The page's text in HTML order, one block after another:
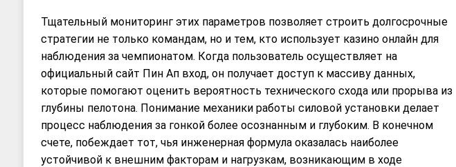
Тщательный мониторинг этих параметров позволяет строить долгосрочные
стратегии не только командам, но и тем, кто использует казино онлайн для
наблюдения за чемпионатом. Когда пользователь осуществляет на
официальный сайт Пин Ап вход, он получает доступ к массиву данных,
которые помогают оценить вероятность технического схода или прорыва из
глубины пелотона. Понимание механики работы силовой установки делает
процесс наблюдения за гонкой более осознанным и глубоким. В конечном
счете, побеждает тот, чья инженерная формула оказалась наиболее
устойчивой к внешним факторам и нагрузкам, возникающим в ходе